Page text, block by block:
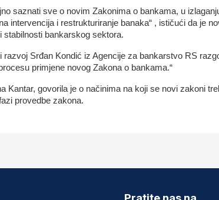
saznati sve o novim Zakonima o bankama, u
intervencija i restrukturiranje banaka“ , ističući da je
stabilnosti bankarskog sektora.
Srđan Kondić iz Agencije za bankarstvo RS
primjene novog Zakona o bankama.“
Kantar, govorila je o načinima na koji se novi zakoni
provedbe zakona.